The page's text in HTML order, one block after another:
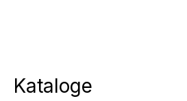
Kataloge